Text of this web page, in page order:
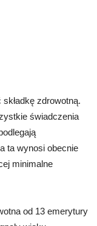
zdrowotną.
świadczenia
ta wynosi obecnie
minimalne
od 13 emerytury